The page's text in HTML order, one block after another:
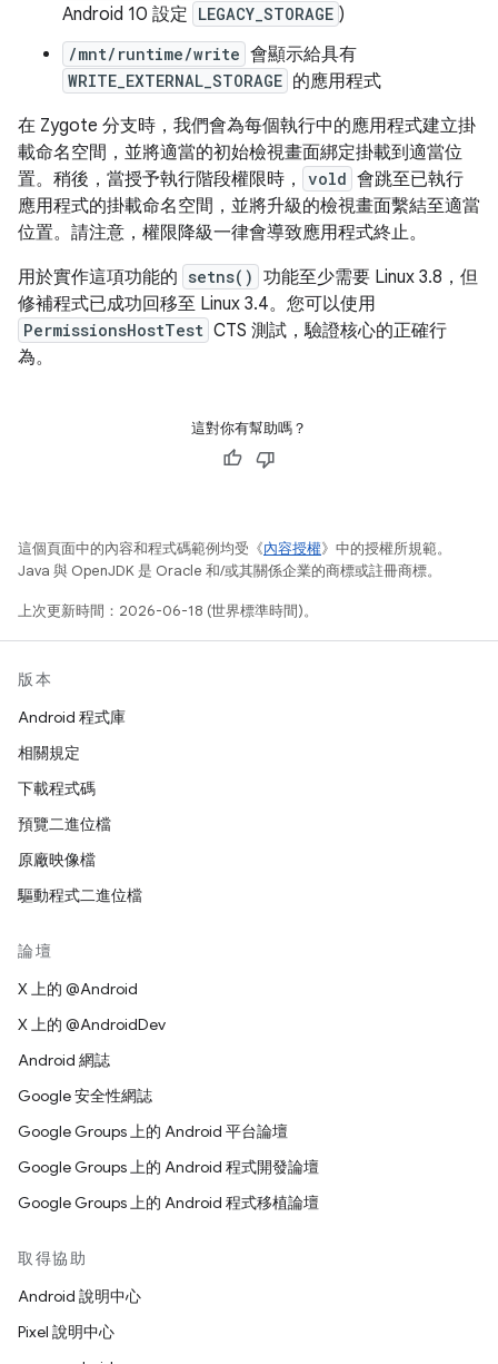
Android 10 設定 LEGACY_STORAGE )
/mnt/runtime/write 會顯示給具有
WRITE_EXTERNAL_STORAGE 的應用程式
在 Zygote 分支時，我們會為每個執行中的應用程式建立掛
載命名空間，並將適當的初始檢視畫面綁定掛載到適當位
置。稍後，當授予執行階段權限時，
vold 會跳至已執行
應用程式的掛載命名空間，並將升級的檢視畫面繫結至適當
位置。請注意，權限降級一律會導致應用程式終止。
用於實作這項功能的 setns() 功能至少需要 Linux 3.8，但
修補程式已成功回移至 Linux 3.4。您可以使用
PermissionsHostTest CTS 測試，驗證核心的正確行
為。
這對你有幫助嗎？
這個頁面中的內容和程式碼範例均受《內容授權》中的授權所規範。
Java 與 OpenJDK 是 Oracle 和/或其關係企業的商標或註冊商標。
上次更新時間：2026-06-18 (世界標準時間)。
版本
Android 程式庫
相關規定
下載程式碼
預覽二進位檔
原廠映像檔
驅動程式二進位檔
論壇
X 上的 @Android
X 上的 @AndroidDev
Android 網誌
Google 安全性網誌
Google Groups 上的 Android 平台論壇
Google Groups 上的 Android 程式開發論壇
Google Groups 上的 Android 程式移植論壇
取得協助
Android 說明中心
Pixel 說明中心